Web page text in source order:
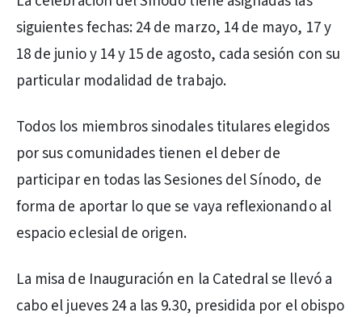
siguientes fechas: 24 de marzo, 14 de mayo, 17 y
18 de junio y 14 y 15 de agosto, cada sesión con su
particular modalidad de trabajo.
Todos los miembros sinodales titulares elegidos
por sus comunidades tienen el deber de
participar en todas las Sesiones del Sínodo, de
forma de aportar lo que se vaya reflexionando al
espacio eclesial de origen.
La misa de Inauguración en la Catedral se llevó a
cabo el jueves 24 a las 9.30, presidida por el obispo